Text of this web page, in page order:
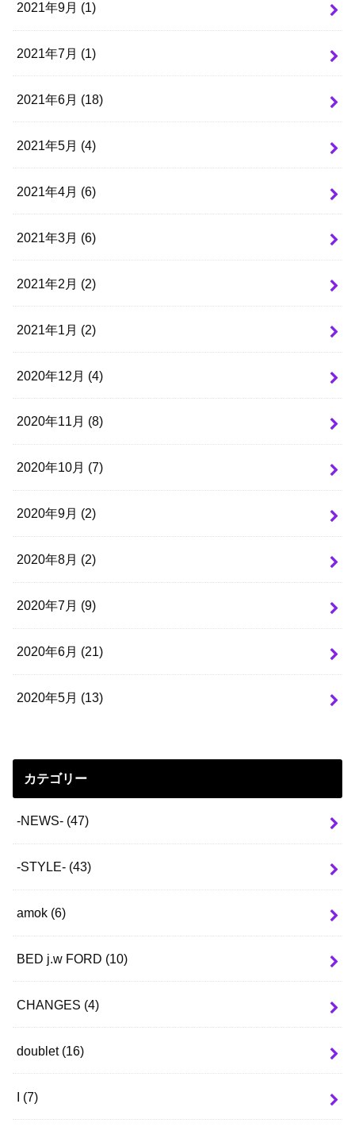
2021年9月 (1)
2021年7月 (1)
2021年6月 (18)
2021年5月 (4)
2021年4月 (6)
2021年3月 (6)
2021年2月 (2)
2021年1月 (2)
2020年12月 (4)
2020年11月 (8)
2020年10月 (7)
2020年9月 (2)
2020年8月 (2)
2020年7月 (9)
2020年6月 (21)
2020年5月 (13)
カテゴリー
-NEWS- (47)
-STYLE- (43)
amok (6)
BED j.w FORD (10)
CHANGES (4)
doublet (16)
I (7)